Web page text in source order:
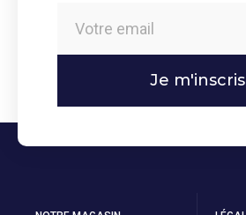
Je m'inscris